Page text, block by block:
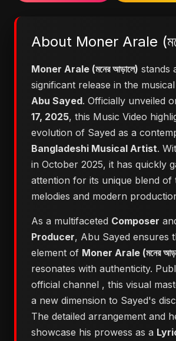
About Moner Arale
Moner Arale (মনের আড়ালে) stands
significant release in the
Abu Sayed. Officially unveiled
17, 2025, this Music Video
evolution of Sayed as a
Bangladeshi Musical Artist.
in October 2025, it has quickly
attention for its unique blend of
melodies and modern
As a multifaceted Composer
Producer, Abu Sayed ensures
element of Moner Arale (মনের
resonates with authenticity.
official channel , this visual
a new dimension to Sayed's
The detailed arrangement and
showcase his prowess as a